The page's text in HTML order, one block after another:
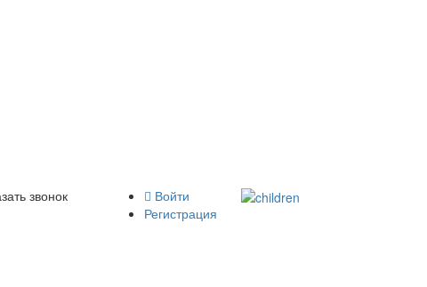
звонок
Войти
Регистрация